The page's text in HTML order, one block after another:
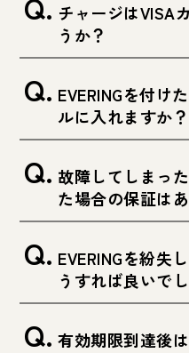
チャージはVISA
うか？
EVERINGを付け
ルに入れますか？
故障してしまっ
た場合の保証は
EVERINGを紛失
うすれば良いで
有効期限到達後